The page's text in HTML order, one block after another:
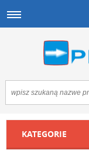
KATEGORIE